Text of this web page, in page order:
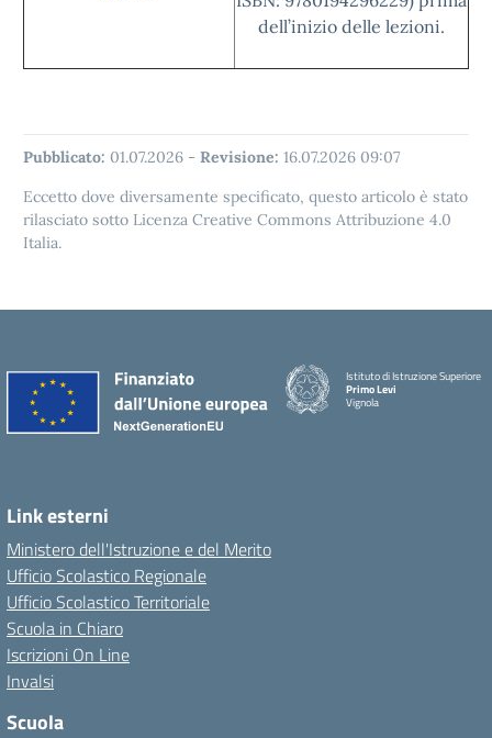
dell’inizio delle lezioni.
Pubblicato: 01.07.2026 - Revisione: 16.07.2026 09:07
Eccetto dove diversamente specificato, questo articolo è stato
rilasciato sotto Licenza Creative Commons Attribuzione 4.0
Italia.
Istituto di Istruzione Superiore
Primo Levi
Vignola
Link esterni
Ministero dell'Istruzione e del Merito
Ufficio Scolastico Regionale
Ufficio Scolastico Territoriale
Scuola in Chiaro
Iscrizioni On Line
Invalsi
Scuola